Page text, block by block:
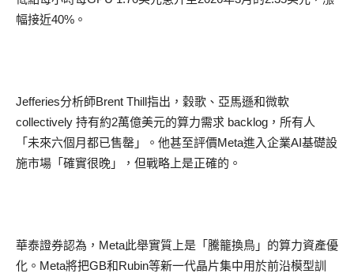
幅接近40% 。
Jefferies分析師Brent Thill指出， 穀歌、亞馬遜和微軟
collectively 持有約2萬億美元的算力需求 backlog ，所有人
「 未來六個月都已售罄 」 。他甚至評價Meta進入企業AI基礎設
施市場 「 確實很晚 」 ，但戰略上是正確的。
華泰證券認為， Meta此舉實質上是 「 騰籠換鳥 」 的算力資產優
化。 Meta將把GB和Rubin等新一代晶片集中用於前沿模型訓